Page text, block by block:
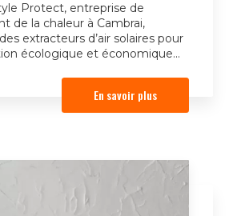
Protect, entreprise de
de la chaleur à Cambrai,
extracteurs d’air solaires pour
écologique et économique...
En savoir plus